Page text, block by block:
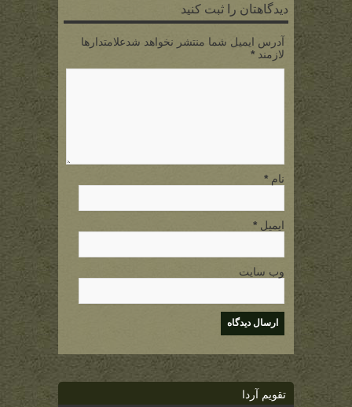
دیدگاهتان را ثبت کنید
آدرس ایمیل شما منتشر نخواهد شدعلامتدارها
لازمند *
نام *
ایمیل *
وب سایت
تقویم آردا